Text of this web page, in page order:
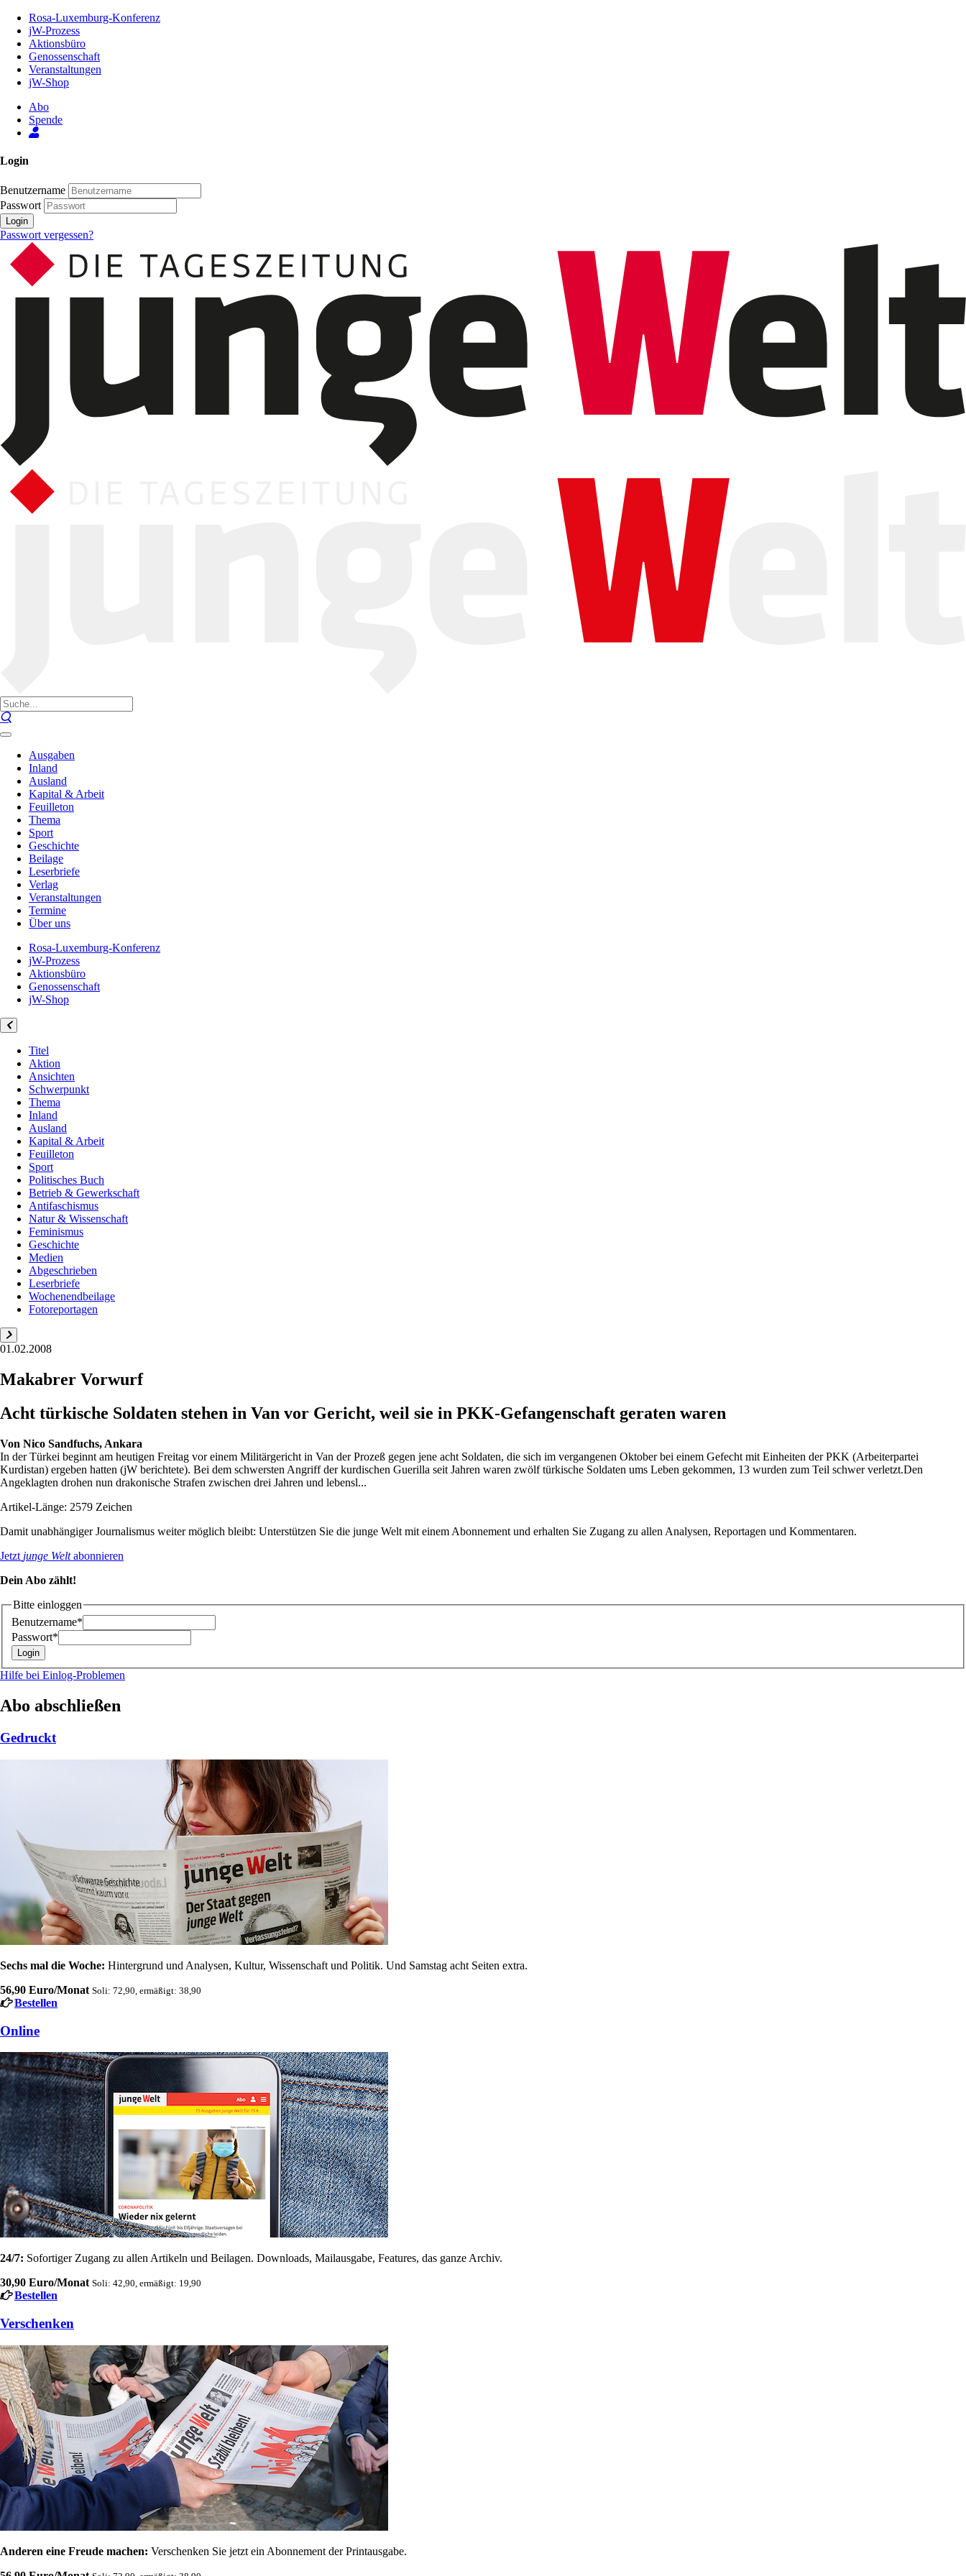
Inhalt
Seite
Rosa-Luxemburg-Konferenz
jW-Prozess
Aktionsbüro
Genossenschaft
Veranstaltungen
jW-Shop
Abo
Spende
Login
Benutzername
Passwort
Login
Passwort vergessen?
Ausgaben
Inland
Ausland
Kapital & Arbeit
Feuilleton
Thema
Sport
Geschichte
Beilage
Leserbriefe
Verlag
Veranstaltungen
Termine
Über uns
Rosa-Luxemburg-Konferenz
jW-Prozess
Aktionsbüro
Genossenschaft
jW-Shop
Titel
Aktion
Ansichten
Schwerpunkt
Thema
Inland
Ausland
Kapital & Arbeit
Feuilleton
Sport
Politisches Buch
Betrieb & Gewerkschaft
Antifaschismus
Natur & Wissenschaft
Feminismus
Geschichte
Medien
Abgeschrieben
Leserbriefe
Wochenendbeilage
Fotoreportagen
01.02.2008
Makabrer Vorwurf
Acht türkische Soldaten stehen in Van vor Gericht, weil sie in PKK-Gefangenschaft geraten waren
Von Nico Sandfuchs, Ankara
In der Türkei beginnt am heutigen Freitag vor einem Militärgericht in Van der Prozeß gegen jene acht Soldaten, die sich im vergangenen Oktober bei einem Gefecht mit Einheiten der PKK (Arbeiterpartei
Kurdistan) ergeben hatten (jW berichtete). Bei dem schwersten Angriff der kurdischen Guerilla seit Jahren waren zwölf türkische Soldaten ums Leben gekommen, 13 wurden zum Teil schwer verletzt.Den
Angeklagten drohen nun drakonische Strafen zwischen drei Jahren und lebensl...
Artikel-Länge: 2579 Zeichen
Damit unabhängiger Journalismus weiter möglich bleibt: Unterstützen Sie die junge Welt mit einem Abonnement und erhalten Sie Zugang zu allen Analysen, Reportagen und Kommentaren.
Jetzt junge Weltabonnieren
Dein Abo zählt!
Bitte einloggen
Benutzername*
Passwort*
Hilfe bei Einlog-Problemen
Abo abschließen
Gedruckt
Sechs mal die Woche: Hintergrund und Analysen, Kultur, Wissenschaft und Politik. Und Samstag acht Seiten extra.
56,90 Euro/Monat Soli: 72,90, ermäßigt: 38,90
Bestellen
Online
24/7: Sofortiger Zugang zu allen Artikeln und Beilagen. Downloads, Mailausgabe, Features, das ganze Archiv.
30,90 Euro/Monat Soli: 42,90, ermäßigt: 19,90
Bestellen
Verschenken
Anderen eine Freude machen: Verschenken Sie jetzt ein Abonnement der Printausgabe.